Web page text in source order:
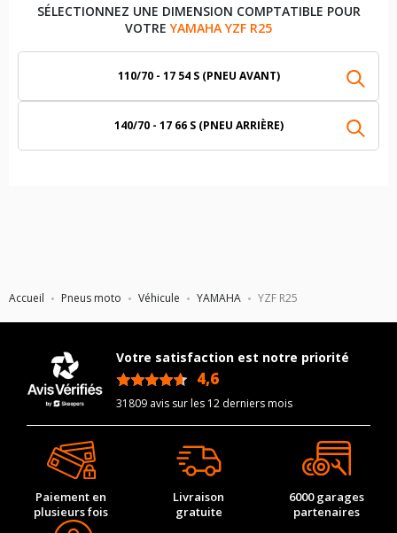
Accueil Pneus moto Véhicule YAMAHA YZF R25
SÉLECTIONNEZ UNE DIMENSION COMPTATIBLE POUR
VOTREYAMAHA YZF R25
110/70 - 17 54 S (PNEU AVANT)
140/70 - 17 66 S (PNEU ARRIÈRE)
Votre satisfaction est notre priorité
4,6
31809 avis sur les 12 derniers mois
Paiement en
plusieurs fois
Livraison
gratuite
6000 garages
partenaires